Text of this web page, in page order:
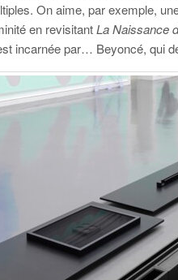
On aime, par exemple,
en revisitantLa Naissance
incarnée par… Beyoncé, qui